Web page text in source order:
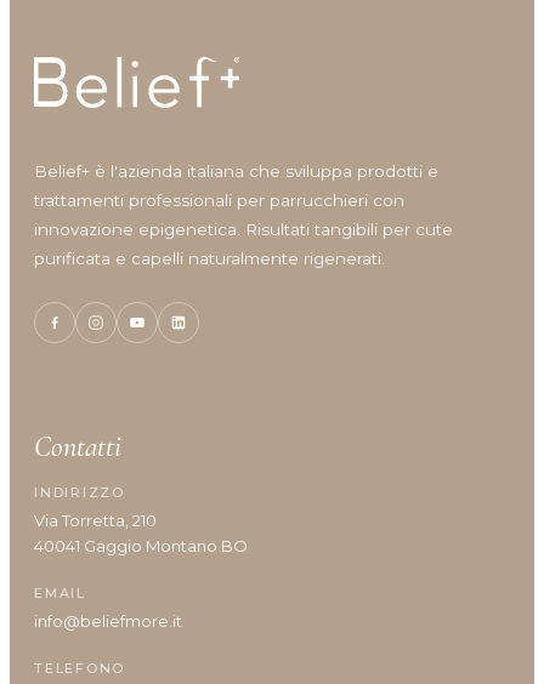
Belief+ è l'azienda italiana che sviluppa prodotti e
trattamenti professionali per parrucchieri con
innovazione epigenetica. Risultati tangibili per cute
purificata e capelli naturalmente rigenerati.
Contatti
INDIRIZZO
Via Torretta, 210
40041 Gaggio Montano BO
EMAIL
info@beliefmore.it
TELEFONO